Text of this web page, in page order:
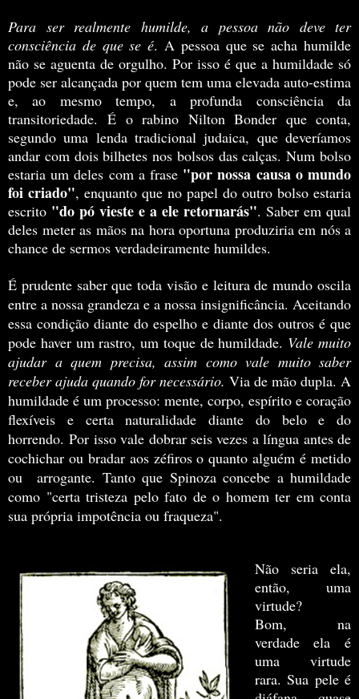
Para ser realmente humilde, a pessoa não deve ter
consciência de que se é. A pessoa que se acha humilde
não se aguenta de orgulho. Por isso é que a humildade só
pode ser alcançada por quem tem uma elevada auto-estima
e, ao mesmo tempo, a profunda consciência da
transitoriedade. É o rabino Nilton Bonder que conta,
segundo uma lenda tradicional judaica, que deveríamos
andar com dois bilhetes nos bolsos das calças. Num bolso
estaria um deles com a frase "por nossa causa o mundo
foi criado", enquanto que no papel do outro bolso estaria
escrito "do pó vieste e a ele retornarás". Saber em qual
deles meter as mãos na hora oportuna produziria em nós a
chance de sermos verdadeiramente humildes.
É prudente saber que toda visão e leitura de mundo oscila
entre a nossa grandeza e a nossa insignificância. Aceitando
essa condição diante do espelho e diante dos outros é que
pode haver um rastro, um toque de humildade. Vale muito
ajudar a quem precisa, assim como vale muito saber
receber ajuda quando for necessário. Via de mão dupla. A
humildade é um processo: mente, corpo, espírito e coração
flexíveis e certa naturalidade diante do belo e do
horrendo.Por isso vale dobrar seis vezes a língua antes de
cochichar ou bradar aos zéfiros o quanto alguém é metido
ou arrogante. Tanto que Spinoza concebe a humildade
como "certa tristeza pelo fato de o homem ter em conta
sua própria impotência ou fraqueza".
Não seria ela,
então, uma
virtude?
Bom, na
verdade ela é
uma virtude
rara. Sua pele é